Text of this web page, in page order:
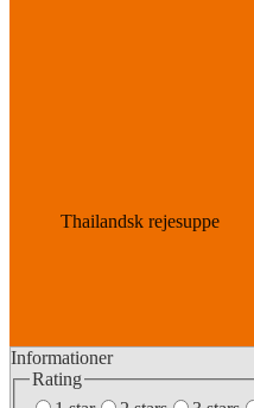
Thailandsk rejesuppe
Informationer
Rating